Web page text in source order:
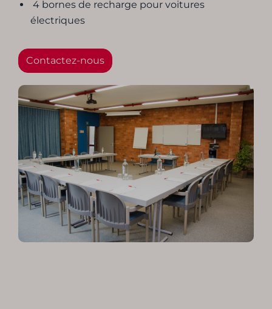
4 bornes de recharge pour voitures
électriques
Contactez-nous